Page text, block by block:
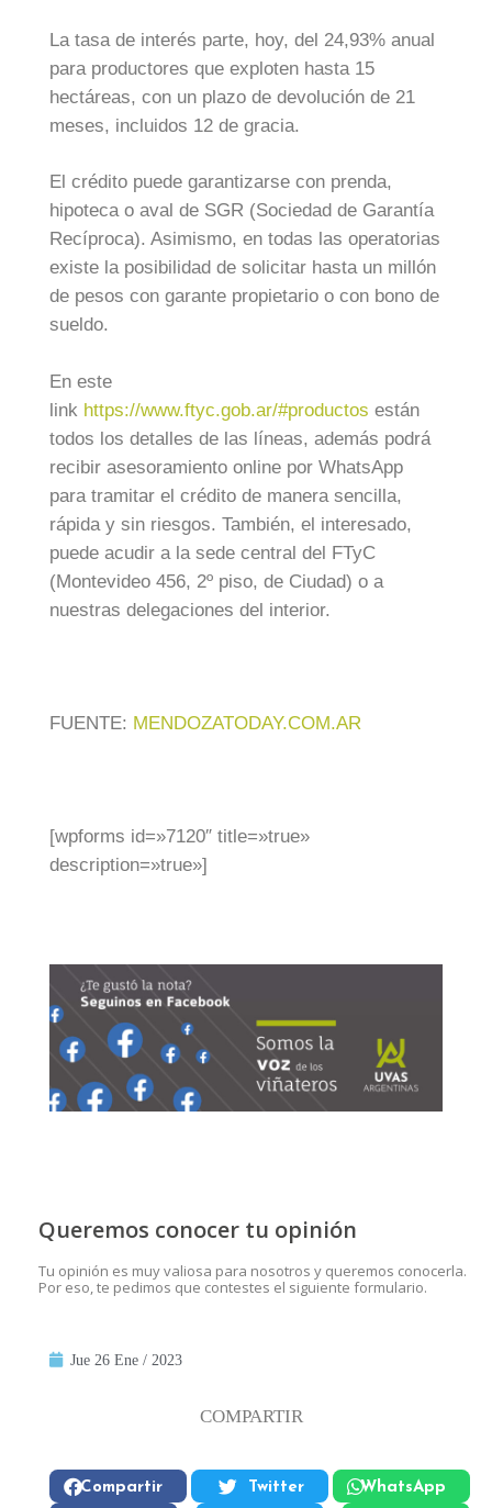
La tasa de interés parte, hoy, del 24,93% anual
para productores que exploten hasta 15
hectáreas, con un plazo de devolución de 21
meses, incluidos 12 de gracia.
El crédito puede garantizarse con prenda,
hipoteca o aval de SGR (Sociedad de Garantía
Recíproca). Asimismo, en todas las operatorias
existe la posibilidad de solicitar hasta un millón
de pesos con garante propietario o con bono de
sueldo.
En este
link https://www.ftyc.gob.ar/#productos están
todos los detalles de las líneas, además podrá
recibir asesoramiento online por WhatsApp
para tramitar el crédito de manera sencilla,
rápida y sin riesgos. También, el interesado,
puede acudir a la sede central del FTyC
(Montevideo 456, 2º piso, de Ciudad) o a
nuestras delegaciones del interior.
FUENTE: MENDOZATODAY.COM.AR
[wpforms id=»7120″ title=»true»
description=»true»]
Queremos conocer tu opinión
Tu opinión es muy valiosa para nosotros y queremos conocerla.
Por eso, te pedimos que contestes el siguiente formulario.
Jue 26 Ene / 2023
COMPARTIR
Compartir Twitter WhatsApp